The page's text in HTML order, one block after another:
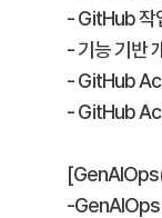
- GitHub 작
- 기능 기반
- GitHub
- GitHub
-GenAIOps